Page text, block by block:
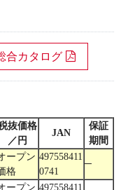
合カタログ
抜価格
／円
JAN
保証
期間
ープン
格
497558411
0741
─
ープン 497558411